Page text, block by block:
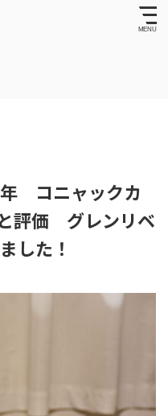
コニャックカ
評価 グレンリベ
した！